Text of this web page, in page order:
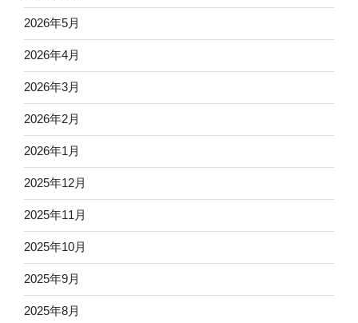
2026年5月
2026年4月
2026年3月
2026年2月
2026年1月
2025年12月
2025年11月
2025年10月
2025年9月
2025年8月